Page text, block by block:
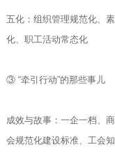
五化：组织管理规范化、
化、职工活动常态化
③ “牵引行动”的那些事儿
成效与故事：一企一档、
会规范化建设标准、工会